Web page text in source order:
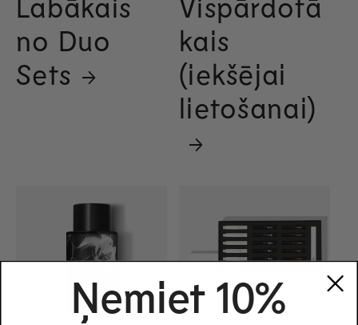
no Duo
Sets
kais
(iekšējai
lietošanai)
Ņemiet 10%